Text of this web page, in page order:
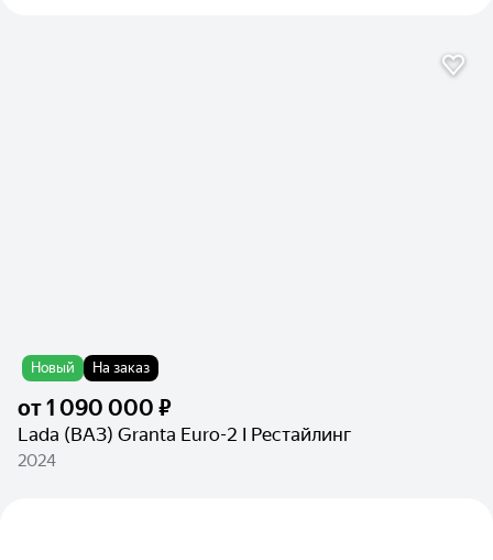
Новый На заказ
от1 090 000 ₽
Lada (ВАЗ) Granta Euro-2 I Рестайлинг
2024